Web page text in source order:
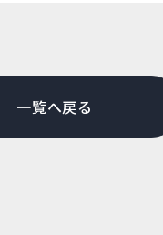
一覧へ戻る